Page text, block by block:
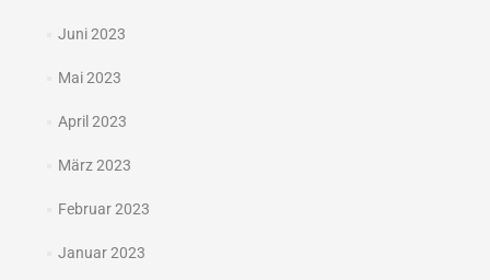
Juni 2023
Mai 2023
April 2023
März 2023
Februar 2023
Januar 2023